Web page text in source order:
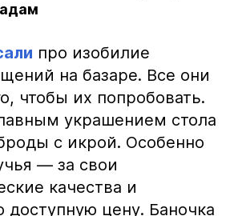
про изобилие
на базаре. Все они
чтобы их попробовать.
украшением стола
с икрой. Особенно
— за свои
качества и
доступную цену. Баночка